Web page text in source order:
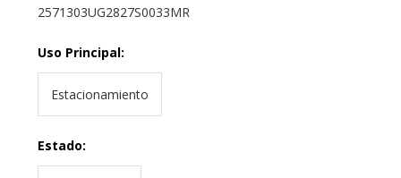
2571303UG2827S0033MR
Uso Principal:
Estacionamiento
Estado: